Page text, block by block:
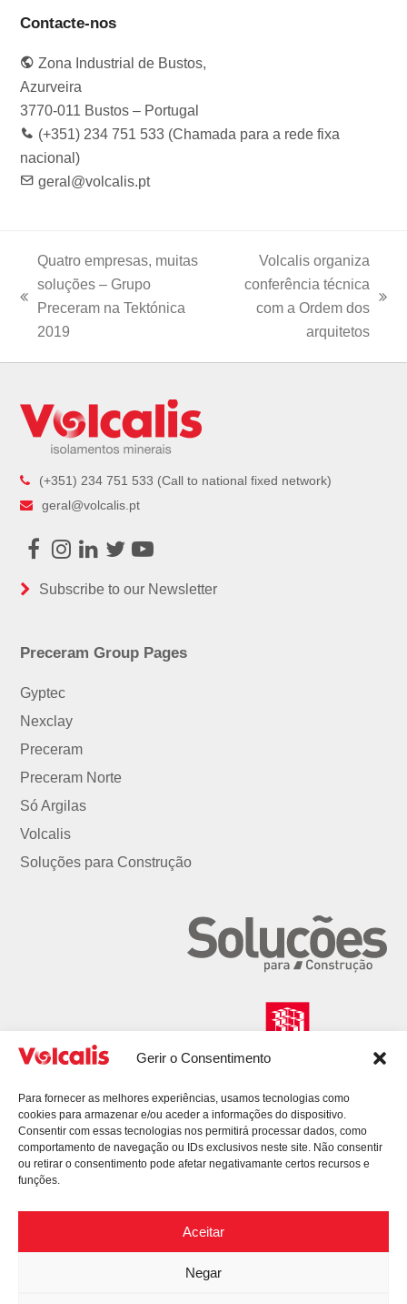
Gerir o Consentimento
Para fornecer as melhores experiências, usamos tecnologias como
cookies para armazenar e/ou aceder a informações do dispositivo.
Consentir com essas tecnologias nos permitirá processar dados, como
comportamento de navegação ou IDs exclusivos neste site. Não consentir
ou retirar o consentimento pode afetar negativamante certos recursos e
funções.
Aceitar
Negar
e
o
o
k
t
g
r
a
m
t
e
r
d
I
b
e
Contacte-nos
Zona Industrial de Bustos,
Azurveira
3770-011 Bustos – Portugal
(+351) 234 751 533 (Chamada para a rede fixa
nacional)
geral@volcalis.pt
previous
post:
Quatro empresas, muitas
soluções – Grupo
Preceram na Tektónica
2019
Volcalis organiza
conferência técnica
com a Ordem dos
arquitetos
(+351) 234 751 533 (Call to national fixed network)
geral@volcalis.pt
Facebook
Instagram
LinkedIn
TwitterYoutube
Subscribe to our Newsletter
Preceram Group Pages
Gyptec
Nexclay
Preceram
Preceram Norte
Só Argilas
Volcalis
Soluções para Construção